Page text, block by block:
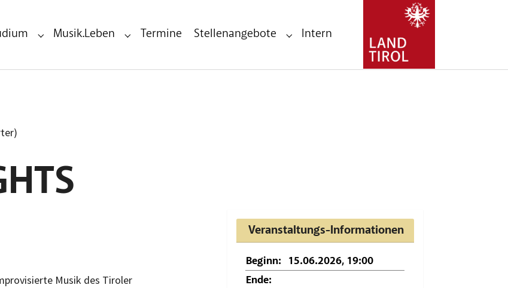
for "Bildungseinrichtung"
Submenu for "Studium"
Musik.Leben Submenu for "Musik.Leben"
Termine Stellenangebote Submenu for "Stellenangebote"
Intern
Musik des Tiroler
Veranstaltungs-Informationen
Beginn:
15.06.2026, 19:00
Ende: